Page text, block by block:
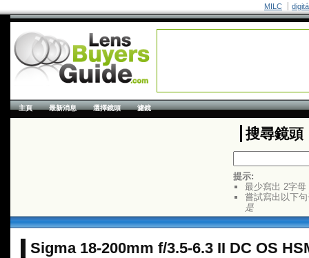
MILC
主頁 最新消息 選擇鏡頭 濾鏡
搜尋鏡頭
提示:
最少寫出 2字母
嘗試寫出以下
是
Sigma 18-200mm f/3.5-6.3 II DC OS